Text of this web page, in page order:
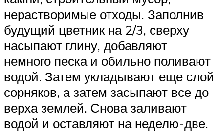
нерастворимые отходы. Заполнив
будущий цветник на 2/3, сверху
насыпают глину, добавляют
немного песка и обильно поливают
водой. Затем укладывают еще слой
сорняков, а затем засыпают все до
верха землей. Снова заливают
водой и оставляют на неделю-две.